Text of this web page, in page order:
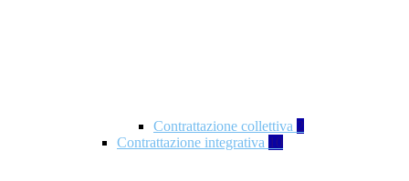
Contrattazione collettiva 2
Contrattazione integrativa 10